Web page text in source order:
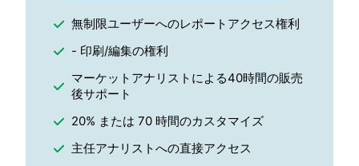
無制限ユーザーへのレポートアクセス権利
- 印刷/編集の権利
マーケットアナリストによる40時間の販売
後サポート
20% または 70 時間のカスタマイズ
主任アナリストへの直接アクセス